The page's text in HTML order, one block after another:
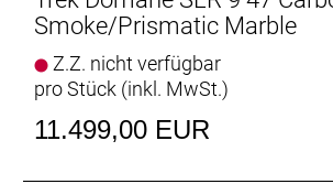
Aeolus Pro 37 Carbonlaufrädern
Straßenvibrationen im Vergleich zu
Carbonlenkern um 20 % verringert.
Unser hochwertigster Domane-
Smoke/Prismatic Marble
Z.Z. nicht verfügbar
pro Stück (inkl. MwSt.)
11.499,00 EUR